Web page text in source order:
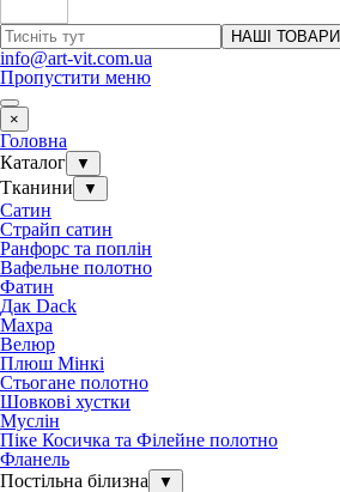
НАШІ ТОВАРИ
info@art-vit.com.ua
Пропустити меню
×
Головна
Каталог
▼
Тканини ▼
Сатин
Страйп сатин
Ранфорс та поплін
Вафельне полотно
Фатин
Дак Dack
Махра
Велюр
Плюш Мінкі
Стьогане полотно
Шовкові хустки
Муслін
Піке Косичка та Філейне полотно
Фланель
Постільна білизна
▼